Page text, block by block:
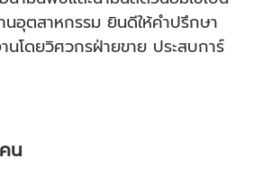
อุตสาหกรรม ยินดีให้คำปรึกษา
านโดยวิศวกรฝ่ายขาย ประสบการ์
น